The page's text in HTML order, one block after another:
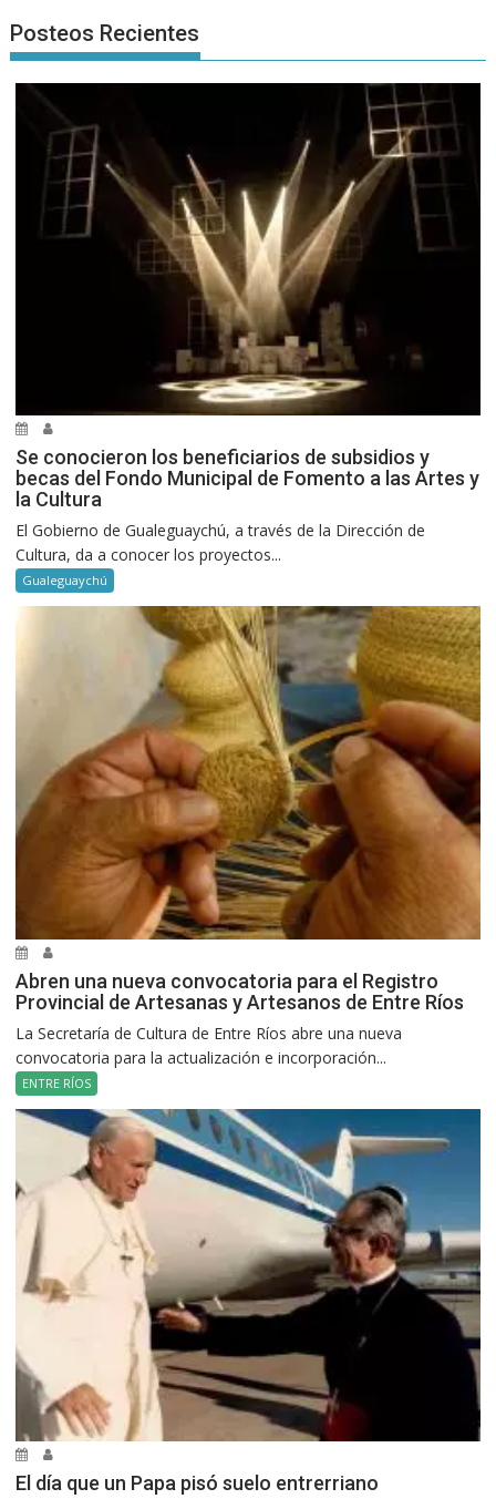
Posteos Recientes
Se conocieron los beneficiarios de subsidios y
becas del Fondo Municipal de Fomento a las Artes y
la Cultura
El Gobierno de Gualeguaychú, a través de la Dirección de
Cultura, da a conocer los proyectos...
Gualeguaychú
Abren una nueva convocatoria para el Registro
Provincial de Artesanas y Artesanos de Entre Ríos
La Secretaría de Cultura de Entre Ríos abre una nueva
convocatoria para la actualización e incorporación...
ENTRE RÍOS
El día que un Papa pisó suelo entrerriano